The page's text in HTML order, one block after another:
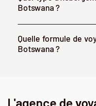
Botswana ?
Quelle formule de
Botswana ?
L'agence de